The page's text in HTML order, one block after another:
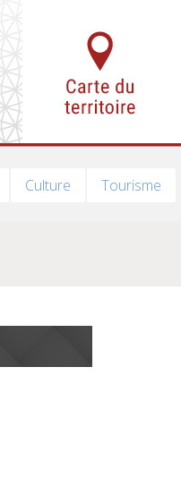
Culture
Tourisme